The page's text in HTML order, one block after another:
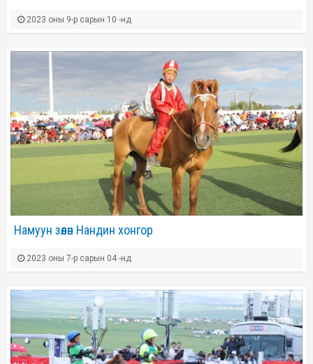
2023 оны 9-р сарын 10 -нд
Намуун зөөлөн Нандин хонгор
2023 оны 7-р сарын 04 -нд